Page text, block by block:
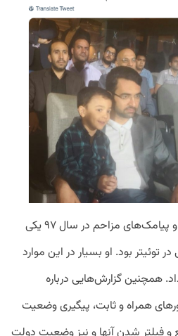
و پیامکهای مزاحم در سال۹۷یکی
در توئیتر بود. او بسیار در این موارد
. همچنینگزارشهایی درباره
همراهوثابت، پیگیریوضعیت